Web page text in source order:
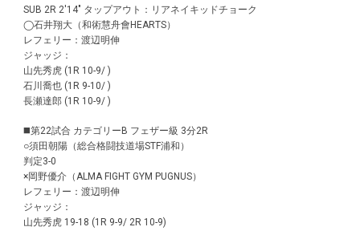
SUB 2R 2'14" タップアウト：リアネイキッドチョーク
◯石井翔大（和術慧舟會HEARTS）
レフェリー：渡辺明伸
ジャッジ：
山先秀虎 (1R 10-9/ )
石川喬也 (1R 9-10/ )
長瀬達郎 (1R 10-9/ )
◼️第22試合 カテゴリーB フェザー級 3分2R
○須田朝陽（総合格闘技道場STF浦和）
判定3-0
×岡野優介（ALMA FIGHT GYM PUGNUS）
レフェリー：渡辺明伸
ジャッジ：
山先秀虎 19-18 (1R 9-9/ 2R 10-9)